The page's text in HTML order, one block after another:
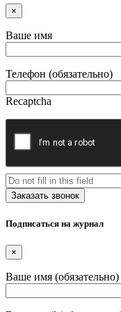
×
Ваше имя
Телефон (обязательно)
Recaptcha
Подписаться на журнал
×
Ваше имя (обязательно)